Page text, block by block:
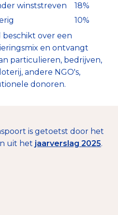
winststreven
18%
10%
over een
en ontvangt
particulieren, bedrijven,
andere NGO's,
donoren.
is getoetst door het
uit het jaarverslag 2025.